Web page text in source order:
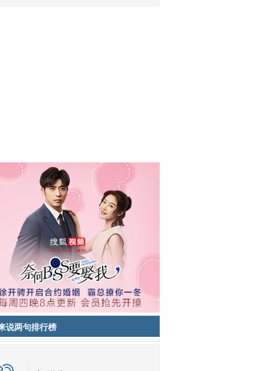
说两句排行榜